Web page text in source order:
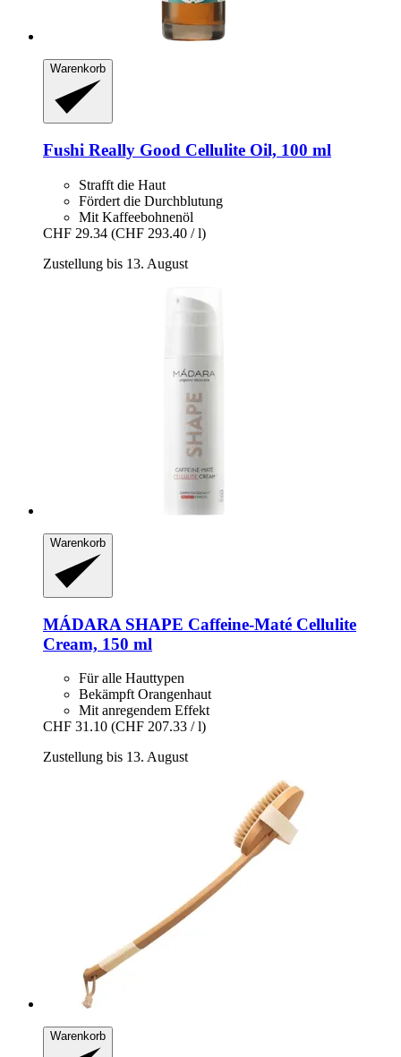
Warenkorb
Fushi Really Good Cellulite Oil, 100 ml
Strafft die Haut
Fördert die Durchblutung
Mit Kaffeebohnenöl
CHF 29.34 (CHF 293.40 / l)
Zustellung bis 13. August
Warenkorb
MÁDARA SHAPE Caffeine-​Maté Cellulite
Cream, 150 ml
Für alle Hauttypen
Bekämpft Orangenhaut
Mit anregendem Effekt
CHF 31.10 (CHF 207.33 / l)
Zustellung bis 13. August
Warenkorb